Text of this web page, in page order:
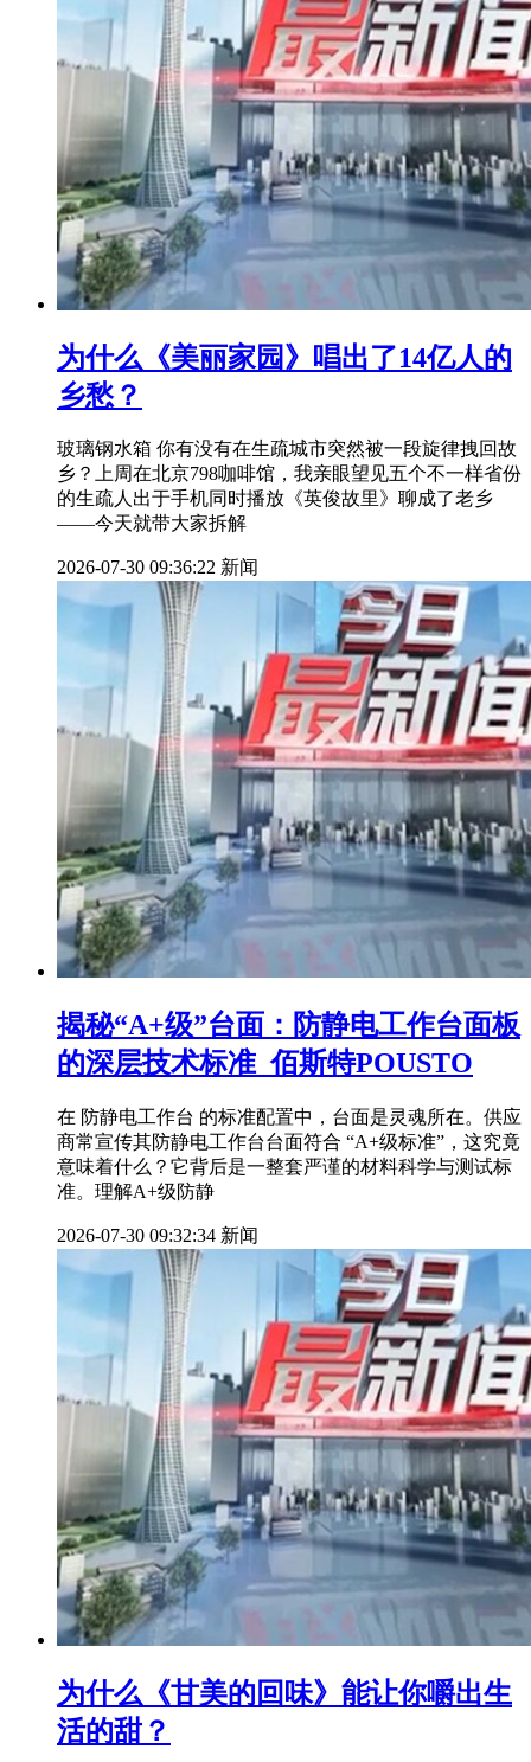
为什么《美丽家园》唱出了14亿人的
乡愁？
玻璃钢水箱 你有没有在生疏城市突然被一段旋律拽回故
乡？上周在北京798咖啡馆，我亲眼望见五个不一样省份
的生疏人出于手机同时播放《英俊故里》聊成了老乡
——今天就带大家拆解
2026-07-30 09:36:22 新闻
揭秘“A+级”台面：防静电工作台面板
的深层技术标准_佰斯特POUSTO
在 防静电工作台 的标准配置中，台面是灵魂所在。供应
商常宣传其防静电工作台台面符合 “A+级标准”，这究竟
意味着什么？它背后是一整套严谨的材料科学与测试标
准。理解A+级防静
2026-07-30 09:32:34 新闻
为什么《甘美的回味》能让你嚼出生
活的甜？